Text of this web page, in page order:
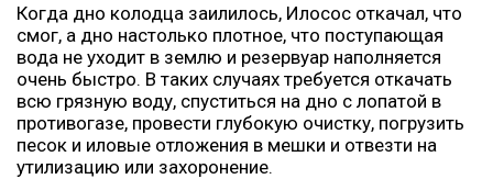
Когда дно колодца заилилось, Илосос откачал, что
смог, а дно настолько плотное, что поступающая
вода не уходит в землю и резервуар наполняется
очень быстро. В таких случаях требуется откачать
всю грязную воду, спуститься на дно с лопатой в
противогазе, провести глубокую очистку, погрузить
песок и иловые отложения в мешки и отвезти на
утилизацию или захоронение.